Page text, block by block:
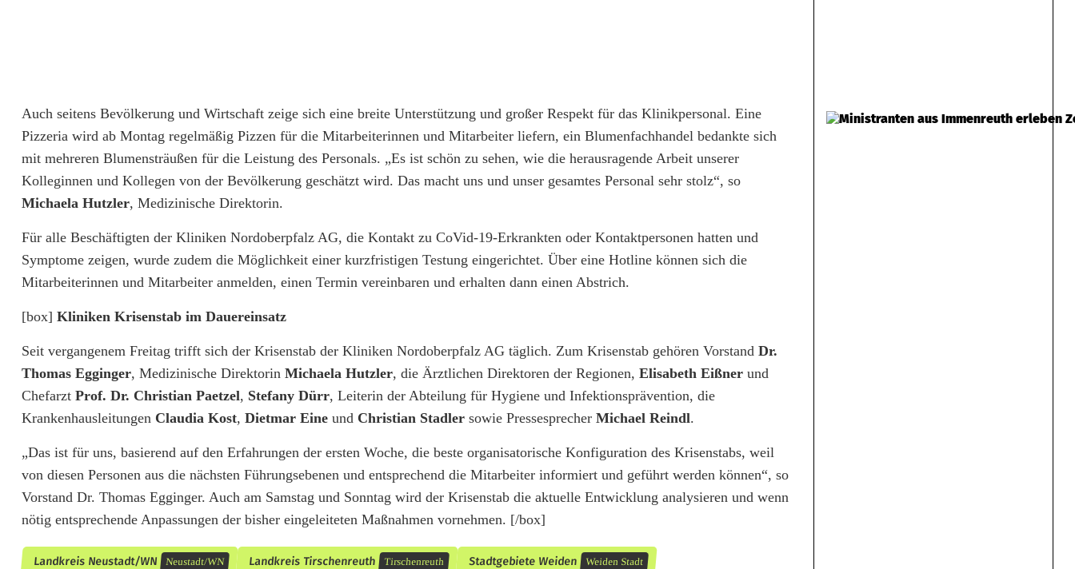
m
u
m
Auch seitens Bevölkerung und Wirtschaft zeige sich eine breite Unterstützung und großer Respekt für das Klinikpersonal. Eine
Pizzeria wird ab Montag regelmäßig Pizzen für die Mitarbeiterinnen und Mitarbeiter liefern, ein Blumenfachhandel bedankte sich
mit mehreren Blumensträußen für die Leistung des Personals. „Es ist schön zu sehen, wie die herausragende Arbeit unserer
Kolleginnen und Kollegen von der Bevölkerung geschätzt wird. Das macht uns und unser gesamtes Personal sehr stolz“, so
Michaela Hutzler, Medizinische Direktorin.
Für alle Beschäftigten der Kliniken Nordoberpfalz AG, die Kontakt zu CoVid-19-Erkrankten oder Kontaktpersonen hatten und
Symptome zeigen, wurde zudem die Möglichkeit einer kurzfristigen Testung eingerichtet. Über eine Hotline können sich die
Mitarbeiterinnen und Mitarbeiter anmelden, einen Termin vereinbaren und erhalten dann einen Abstrich.
[box] Kliniken Krisenstab im Dauereinsatz
Seit vergangenem Freitag trifft sich der Krisenstab der Kliniken Nordoberpfalz AG täglich. Zum Krisenstab gehören Vorstand Dr.
Thomas Egginger, Medizinische Direktorin Michaela Hutzler, die Ärztlichen Direktoren der Regionen, Elisabeth Eißner und
Chefarzt Prof. Dr. Christian Paetzel, Stefany Dürr, Leiterin der Abteilung für Hygiene und Infektionsprävention, die
Krankenhausleitungen Claudia Kost, Dietmar Eine und Christian Stadler sowie Pressesprecher Michael Reindl.
„Das ist für uns, basierend auf den Erfahrungen der ersten Woche, die beste organisatorische Konfiguration des Krisenstabs, weil
von diesen Personen aus die nächsten Führungsebenen und entsprechend die Mitarbeiter informiert und geführt werden können“, so
Vorstand Dr. Thomas Egginger. Auch am Samstag und Sonntag wird der Krisenstab die aktuelle Entwicklung analysieren und wenn
nötig entsprechende Anpassungen der bisher eingeleiteten Maßnahmen vornehmen. [/box]
Landkreis Neustadt/WN Neustadt/WN Landkreis Tirschenreuth Tirschenreuth Stadtgebiete Weiden Weiden Stadt